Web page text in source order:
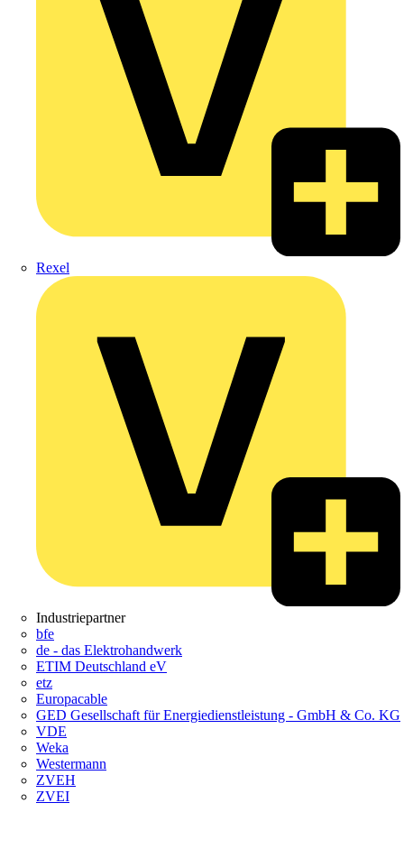
Rexel
Industriepartner
bfe
de - das Elektrohandwerk
ETIM Deutschland eV
etz
Europacable
GED Gesellschaft für Energiedienstleistung - GmbH & Co. KG
VDE
Weka
Westermann
ZVEH
ZVEI